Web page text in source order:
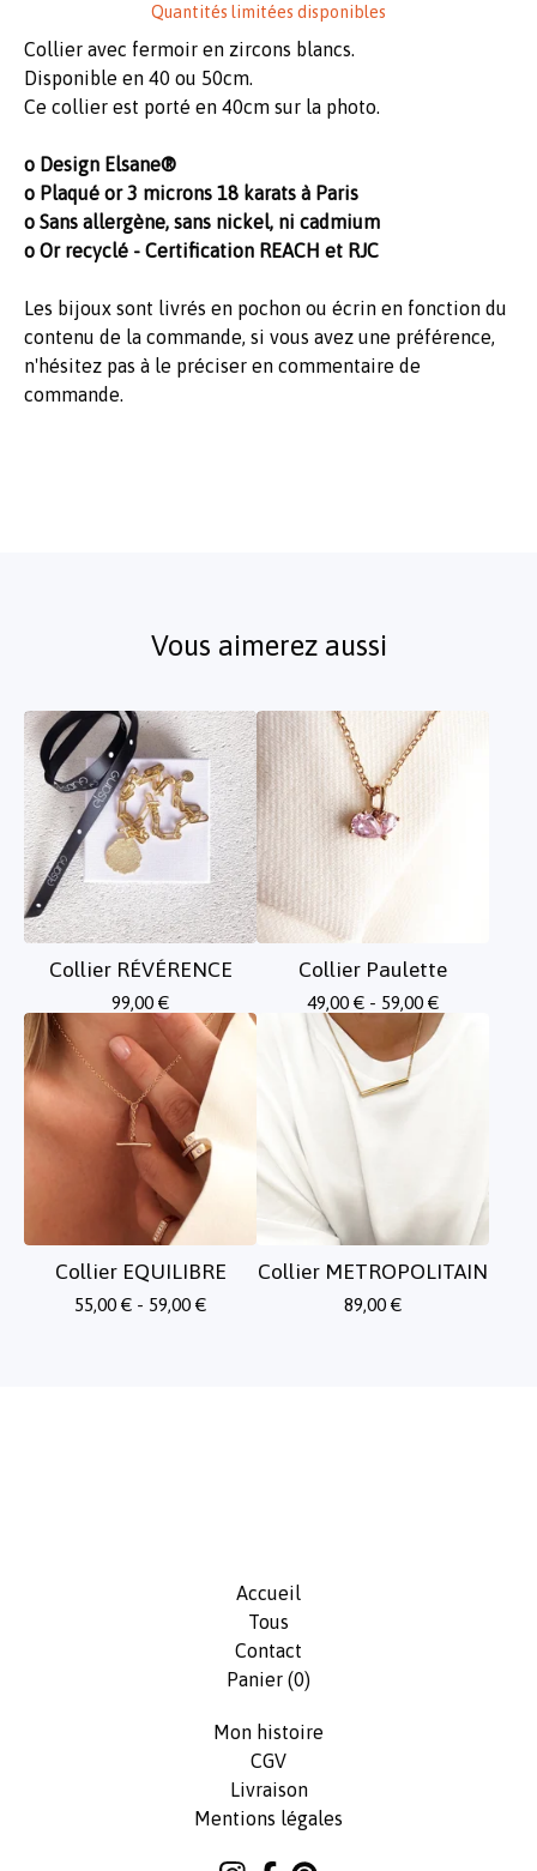
Quantités limitées disponibles
Collier avec fermoir en zircons blancs.
Disponible en 40 ou 50cm.
Ce collier est porté en 40cm sur la photo.
o Design Elsane®
o Plaqué or 3 microns 18 karats à Paris
o Sans allergène, sans nickel, ni cadmium
o Or recyclé - Certification REACH et RJC
Les bijoux sont livrés en pochon ou écrin en fonction du
contenu de la commande, si vous avez une préférence,
n'hésitez pas à le préciser en commentaire de
commande.
Vous aimerez aussi
Collier RÉVÉRENCE
99,00 €
Collier Paulette
49,00 € - 59,00 €
Collier EQUILIBRE
55,00 € - 59,00 €
Collier METROPOLITAIN
89,00 €
Accueil
Tous
Contact
Panier (0)
Mon histoire
CGV
Livraison
Mentions légales